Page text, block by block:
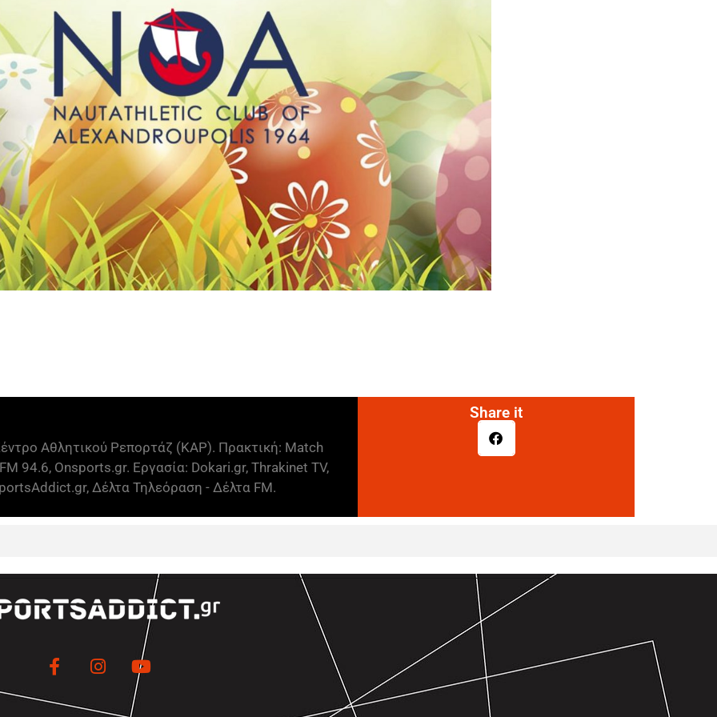
Αθλητικού Ρεπορτάζ (ΚΑΡ). Πρακτική: Match
94.6, Onsports.gr. Εργασία: Dokari.gr, Thrakinet TV,
Δέλτα Τηλεόραση - Δέλτα FM.
Share it